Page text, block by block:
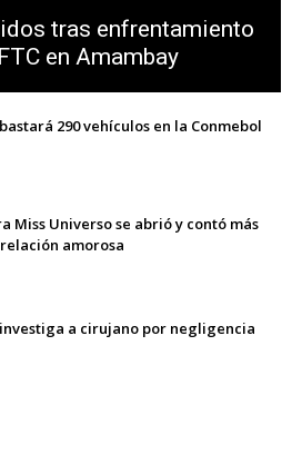
tras enfrentamiento
en Amambay
290 vehículos en la Conmebol
Miss Universo se abrió y contó más
amorosa
a cirujano por negligencia